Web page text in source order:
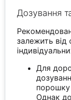
Дозування
залежить
Для
порошку
Однак